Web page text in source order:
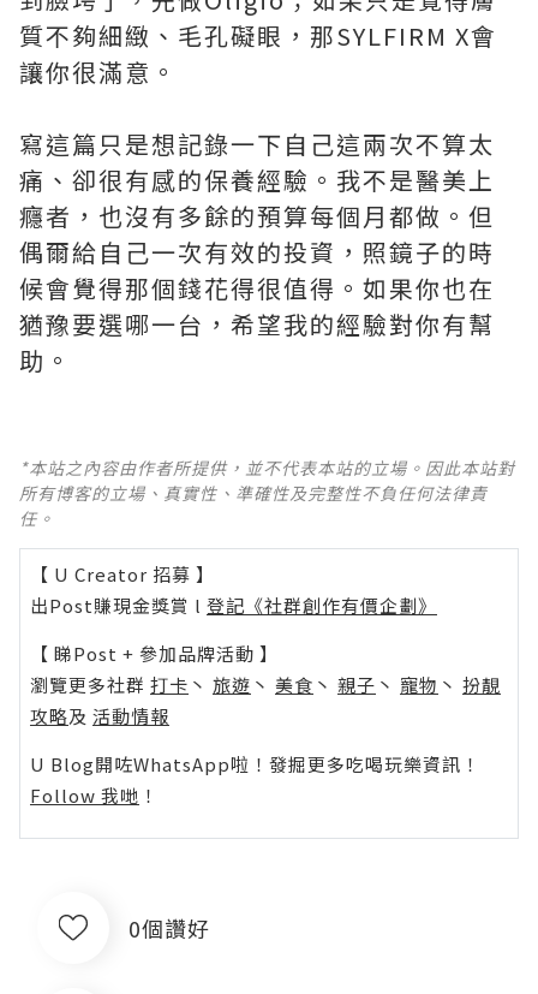
質不夠細緻、毛孔礙眼，那SYLFIRM X會
讓你很滿意。
寫這篇只是想記錄一下自己這兩次不算太
痛、卻很有感的保養經驗。我不是醫美上
癮者，也沒有多餘的預算每個月都做。但
偶爾給自己一次有效的投資，照鏡子的時
候會覺得那個錢花得很值得。如果你也在
猶豫要選哪一台，希望我的經驗對你有幫
助。
*本站之內容由作者所提供，並不代表本站的立場。因此本站對
所有博客的立場、真實性、準確性及完整性不負任何法律責
任。
【 U Creator 招募 】
出Post賺現金獎賞 l 登記《社群創作有價企劃》
【 睇Post + 參加品牌活動 】
瀏覽更多社群 打卡 丶 旅遊 丶 美食 丶 親子 丶 寵物 丶 扮靚
攻略及 活動情報
U Blog開咗WhatsApp啦！發掘更多吃喝玩樂資訊！
Follow 我哋 ！
0個讚好